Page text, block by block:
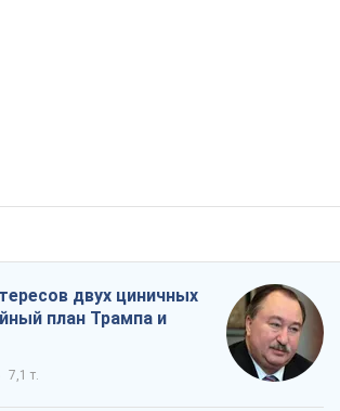
двух циничных
план Трампа и
7,1 т.